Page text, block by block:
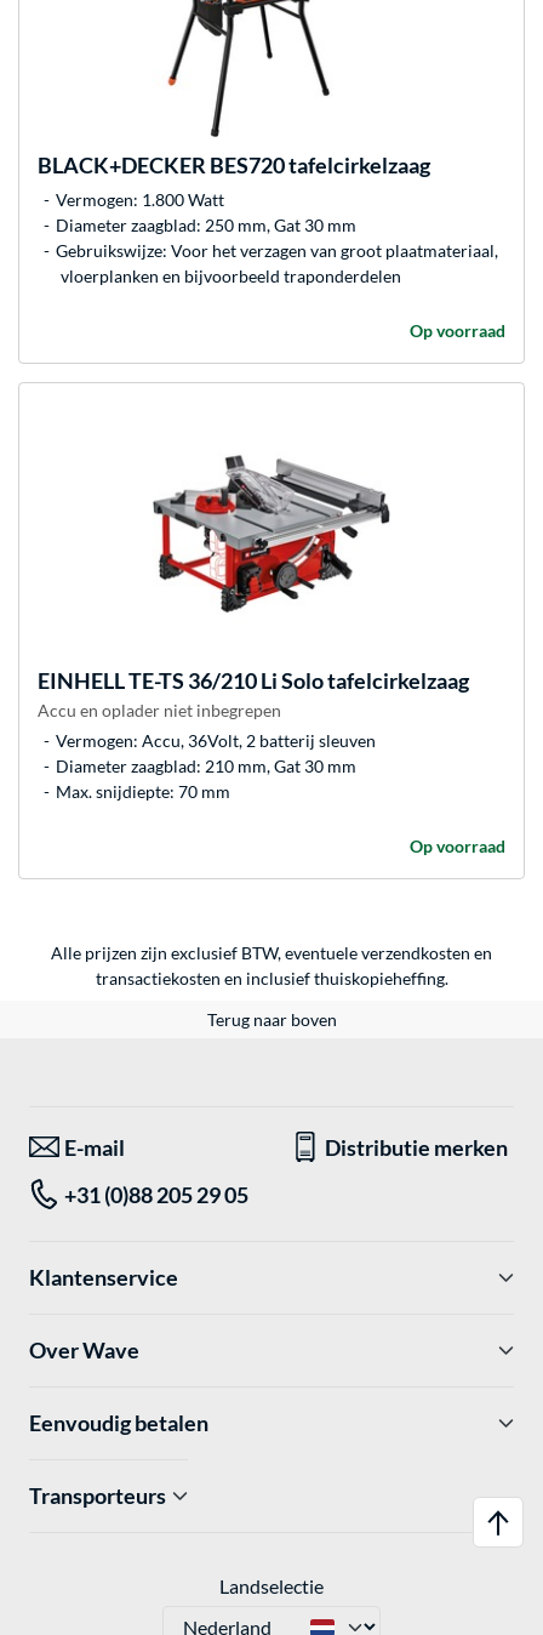
BLACK+DECKER BES720 tafelcirkelzaag
Vermogen: 1.800 Watt
Diameter zaagblad: 250 mm, Gat 30 mm
Gebruikswijze: Voor het verzagen van groot plaatmateriaal,
vloerplanken en bijvoorbeeld traponderdelen
Op voorraad
EINHELLTE-TS 36/210 Li Solo tafelcirkelzaag
Accu en oplader niet inbegrepen
Vermogen: Accu, 36Volt, 2 batterij sleuven
Diameter zaagblad: 210 mm, Gat 30 mm
Max. snijdiepte: 70 mm
Op voorraad
Alle prijzen zijn exclusief BTW, eventuele verzendkosten en
transactiekosten en inclusief thuiskopieheffing.
Terug naar boven
E-mail
Distributie merken
+31 (0)88 205 29 05
Klantenservice
Over Wave
Eenvoudig betalen
Transporteurs
Landselectie